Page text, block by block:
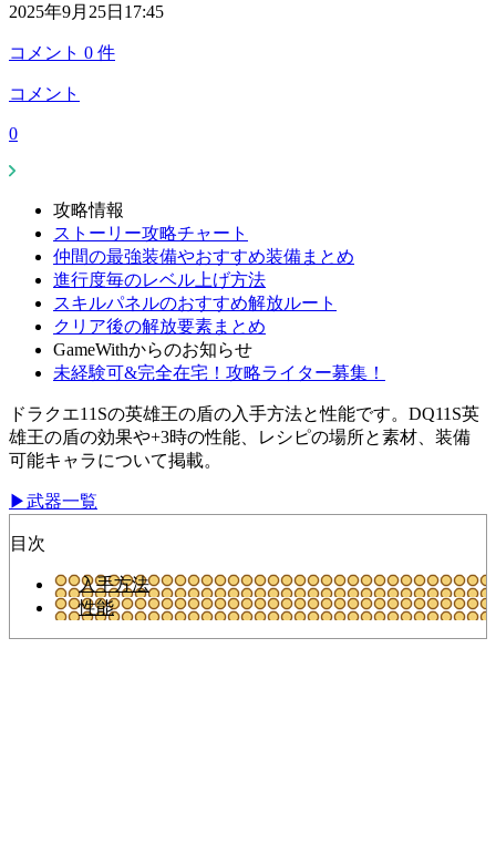
2025年9月25日17:45
コメント 0 件
コメント
0
攻略情報
ストーリー攻略チャート
仲間の最強装備やおすすめ装備まとめ
進行度毎のレベル上げ方法
スキルパネルのおすすめ解放ルート
クリア後の解放要素まとめ
GameWithからのお知らせ
未経験可&完全在宅！攻略ライター募集！
ドラクエ11Sの英雄王の盾の入手方法と性能です。DQ11S英
雄王の盾の効果や+3時の性能、レシピの場所と素材、装備
可能キャラについて掲載。
▶武器一覧
目次
入手方法
性能